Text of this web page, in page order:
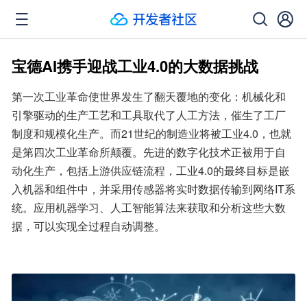
宝德AI携手迎战工业4.0的大数据挑战
第一次工业革命使世界发生了翻天覆地的变化：机械化和
引擎驱动的生产工艺和工具取代了人工方法，催生了工厂
制度和规模化生产。而21世纪的制造业将被工业4.0，也就
是第四次工业革命所颠覆。先进的数字化技术正被用于自
动化生产，包括上游供应链流程，工业4.0的最终目标是嵌
入机器和组件中，并采用传感器将实时数据传输到网络IT系
统。应用机器学习、人工智能算法来获取和分析这些大数
据，可以实现全过程自动调整。